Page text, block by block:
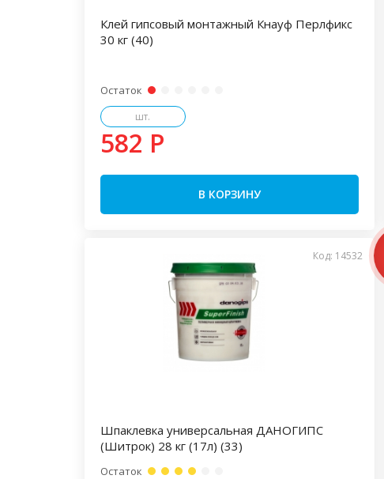
Клей гипсовый монтажный Кнауф Перлфикс
30 кг (40)
Остаток
шт.
582 P
В КОРЗИНУ
Код: 14532
Шпаклевка универсальная ДАНОГИПС
(Шитрок) 28 кг (17л) (33)
Остаток